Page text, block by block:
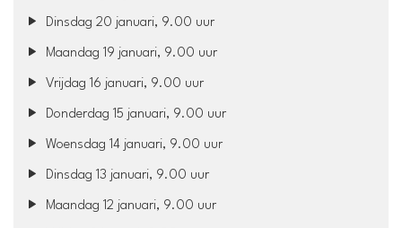
Dinsdag 20 januari, 9.00 uur
Maandag 19 januari, 9.00 uur
Vrijdag 16 januari, 9.00 uur
Donderdag 15 januari, 9.00 uur
Woensdag 14 januari, 9.00 uur
Dinsdag 13 januari, 9.00 uur
Maandag 12 januari, 9.00 uur